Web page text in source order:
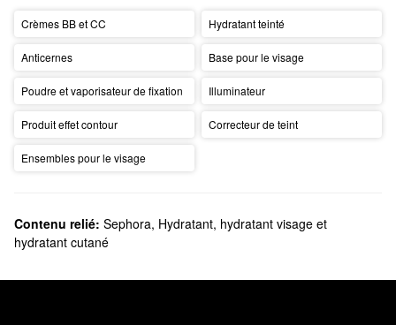
Crèmes BB et CC Hydratant teinté
Anticernes Base pour le visage
Poudre et vaporisateur de fixation Illuminateur
Produit effet contour Correcteur de teint
Ensembles pour le visage
Contenu relié: Sephora, Hydratant, hydratant visage et
hydratant cutané